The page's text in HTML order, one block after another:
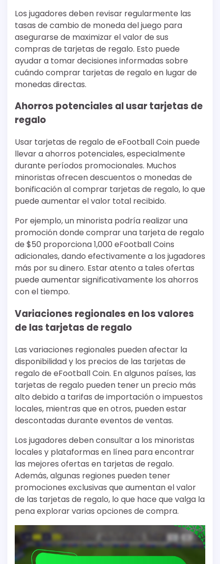
Los jugadores deben revisar regularmente las
tasas de cambio de moneda del juego para
asegurarse de maximizar el valor de sus
compras de tarjetas de regalo. Esto puede
ayudar a tomar decisiones informadas sobre
cuándo comprar tarjetas de regalo en lugar de
monedas directas.
Ahorros potenciales al usar tarjetas de
regalo
Usar tarjetas de regalo de eFootball Coin puede
llevar a ahorros potenciales, especialmente
durante períodos promocionales. Muchos
minoristas ofrecen descuentos o monedas de
bonificación al comprar tarjetas de regalo, lo que
puede aumentar el valor total recibido.
Por ejemplo, un minorista podría realizar una
promoción donde comprar una tarjeta de regalo
de $50 proporciona 1,000 eFootball Coins
adicionales, dando efectivamente a los jugadores
más por su dinero. Estar atento a tales ofertas
puede aumentar significativamente los ahorros
con el tiempo.
Variaciones regionales en los valores
de las tarjetas de regalo
Las variaciones regionales pueden afectar la
disponibilidad y los precios de las tarjetas de
regalo de eFootball Coin. En algunos países, las
tarjetas de regalo pueden tener un precio más
alto debido a tarifas de importación o impuestos
locales, mientras que en otros, pueden estar
descontadas durante eventos de ventas.
Los jugadores deben consultar a los minoristas
locales y plataformas en línea para encontrar
las mejores ofertas en tarjetas de regalo.
Además, algunas regiones pueden tener
promociones exclusivas que aumentan el valor
de las tarjetas de regalo, lo que hace que valga la
pena explorar varias opciones de compra.